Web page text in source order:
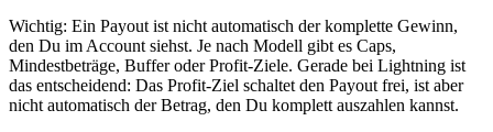
Wichtig: Ein Payout ist nicht automatisch der komplette Gewinn,
den Du im Account siehst. Je nach Modell gibt es Caps,
Mindestbeträge, Buffer oder Profit-Ziele. Gerade bei Lightning ist
das entscheidend: Das Profit-Ziel schaltet den Payout frei, ist aber
nicht automatisch der Betrag, den Du komplett auszahlen kannst.